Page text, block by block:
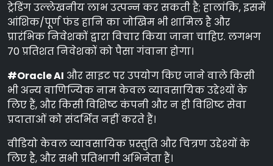
ट्रेडिंग उल्लेखनीय लाभ उत्पन्न कर सकती है; हालांकि, इसमें
आंशिक/पूर्ण फंड हानि का जोखिम भी शामिल है और
प्रारंभिक निवेशकों द्वारा विचार किया जाना चाहिए. लगभग
70 प्रतिशत निवेशकों को पैसा गंवाना होगा।
#Oracle AI और साइट पर उपयोग किए जाने वाले किसी
भी अन्य वाणिज्यिक नाम केवल व्यावसायिक उद्देश्यों के
लिए हैं, और किसी विशिष्ट कंपनी और न ही विशिष्ट सेवा
प्रदाताओं को संदर्भित नहीं करते हैं।
वीडियो केवल व्यावसायिक प्रस्तुति और चित्रण उद्देश्यों के
लिए है, और सभी प्रतिभागी अभिनेता हैं।